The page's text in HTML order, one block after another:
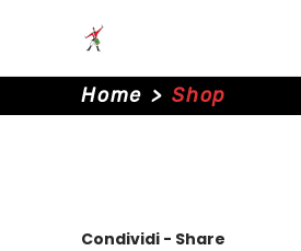
Home > Shop
Condividi - Share